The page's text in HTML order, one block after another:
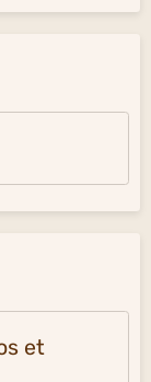
et